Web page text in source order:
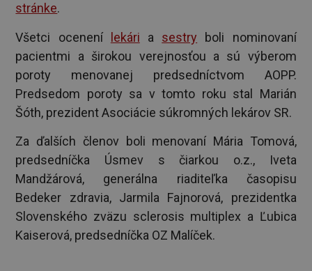
stránke.
Všetci ocenení lekári a sestry boli nominovaní
pacientmi a širokou verejnosťou a sú výberom
poroty menovanej predsedníctvom AOPP.
Predsedom poroty sa v tomto roku stal Marián
Šóth, prezident Asociácie súkromných lekárov SR.
Za ďalších členov boli menovaní Mária Tomová,
predsedníčka Úsmev s čiarkou o.z., Iveta
Mandžárová, generálna riaditeľka časopisu
Bedeker zdravia, Jarmila Fajnorová, prezidentka
Slovenského zväzu sclerosis multiplex a Ľubica
Kaiserová, predsedníčka OZ Malíček.